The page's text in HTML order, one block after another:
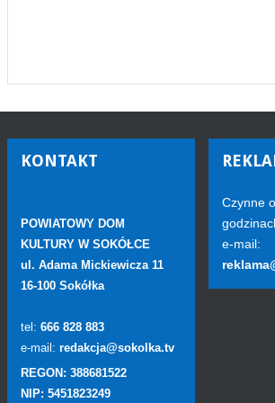
KONTAKT
POWIATOWY DOM
KULTURY W SOKÓŁCE
ul. Adama Mickiewicza 11
16-100 Sokółka
tel: 666 828 883
e-mail: redakcja@sokolka.tv
REGON: 388681522
NIP: 5451823249
Czynne
e-mail: